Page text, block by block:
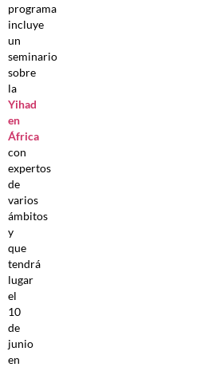
programa
incluye
un
seminario
sobre
la
Yihad
en
África
con
expertos
de
varios
ámbitos
y
que
tendrá
lugar
el
10
de
junio
en